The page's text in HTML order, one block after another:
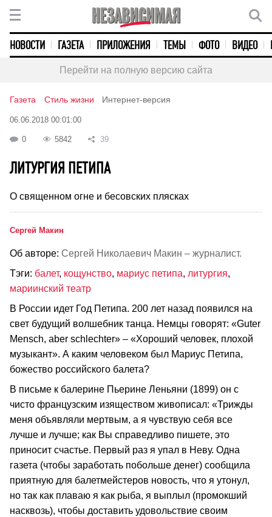
НОВОСТИ ГАЗЕТА ПРИЛОЖЕНИЯ ТЕМЫ ФОТО ВИДЕО
Перейти на полную версию сайта
Газета Стиль жизни Интернет-версия
06.06.2018 00:01:00
0 5842 39
ЛИТУРГИЯ ПЕТИПА
О священном огне и бесовских плясках
Сергей Макин
Об авторе: Сергей Николаевич Макин – журналист.
Тэги: балет, кощунство, мариус петипа, литургия,
мариинский театр
В России идет Год Петипа. 200 лет назад появился на
свет будущий волшебник танца. Немцы говорят: «Guter
Mensch, aber schlechter» – «Хороший человек, плохой
музыкант». А каким человеком был Мариус Петипа,
божество российского балета?
В письме к балерине Пьерине Леньяни (1899) он с
чисто французским изяществом живописал: «Трижды
меня объявляли мертвым, а я чувствую себя все
лучше и лучше; как Вы справедливо пишете, это
приносит счастье. Первый раз я упал в Неву. Одна
газета (чтобы заработать побольше денег) сообщила
приятную для балетмейстеров новость, что я утонул,
но так как плаваю я как рыба, я выплыл (промокший
насквозь), чтобы доставить удовольствие своим